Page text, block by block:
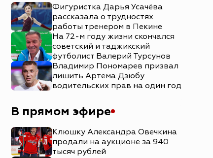
Фигуристка Дарья Усачёва
рассказала о трудностях
работы тренером в Пекине
На 72-м году жизни скончался
советский и таджикский
футболист Валерий Турсунов
Владимир Пономарев призвал
лишить Артема Дзюбу
водительских прав на один год
В прямом эфире
Клюшку Александра Овечкина
продали на аукционе за 940
тысяч рублей